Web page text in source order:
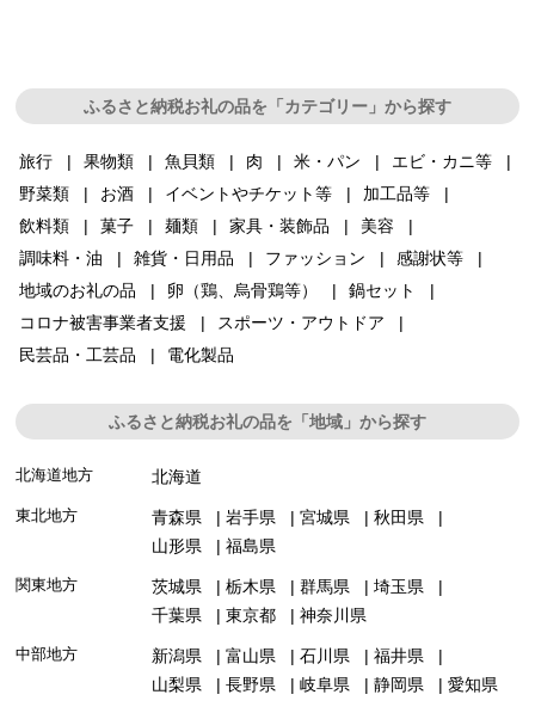
ふるさと納税お礼の品を「カテゴリー」から探す
旅行 果物類 魚貝類 肉 米・パン
エビ・カニ等
野菜類
お酒 イベントやチケット等
加工品等
飲料類
菓子 麺類 家具・装飾品
美容
調味料・油
雑貨・日用品 ファッション
感謝状等
地域のお礼の品
卵（鶏、烏骨鶏等）
鍋セット
コロナ被害事業者支援
スポーツ・アウトドア
民芸品・工芸品
電化製品
ふるさと納税お礼の品を「地域」から探す
北海道地方 北海道
東北地方 青森県 岩手県 宮城県
秋田県
山形県
福島県
関東地方 茨城県 栃木県 群馬県
埼玉県
千葉県
東京都 神奈川県
中部地方 新潟県 富山県 石川県
福井県
山梨県
長野県 岐阜県 静岡県 愛知県